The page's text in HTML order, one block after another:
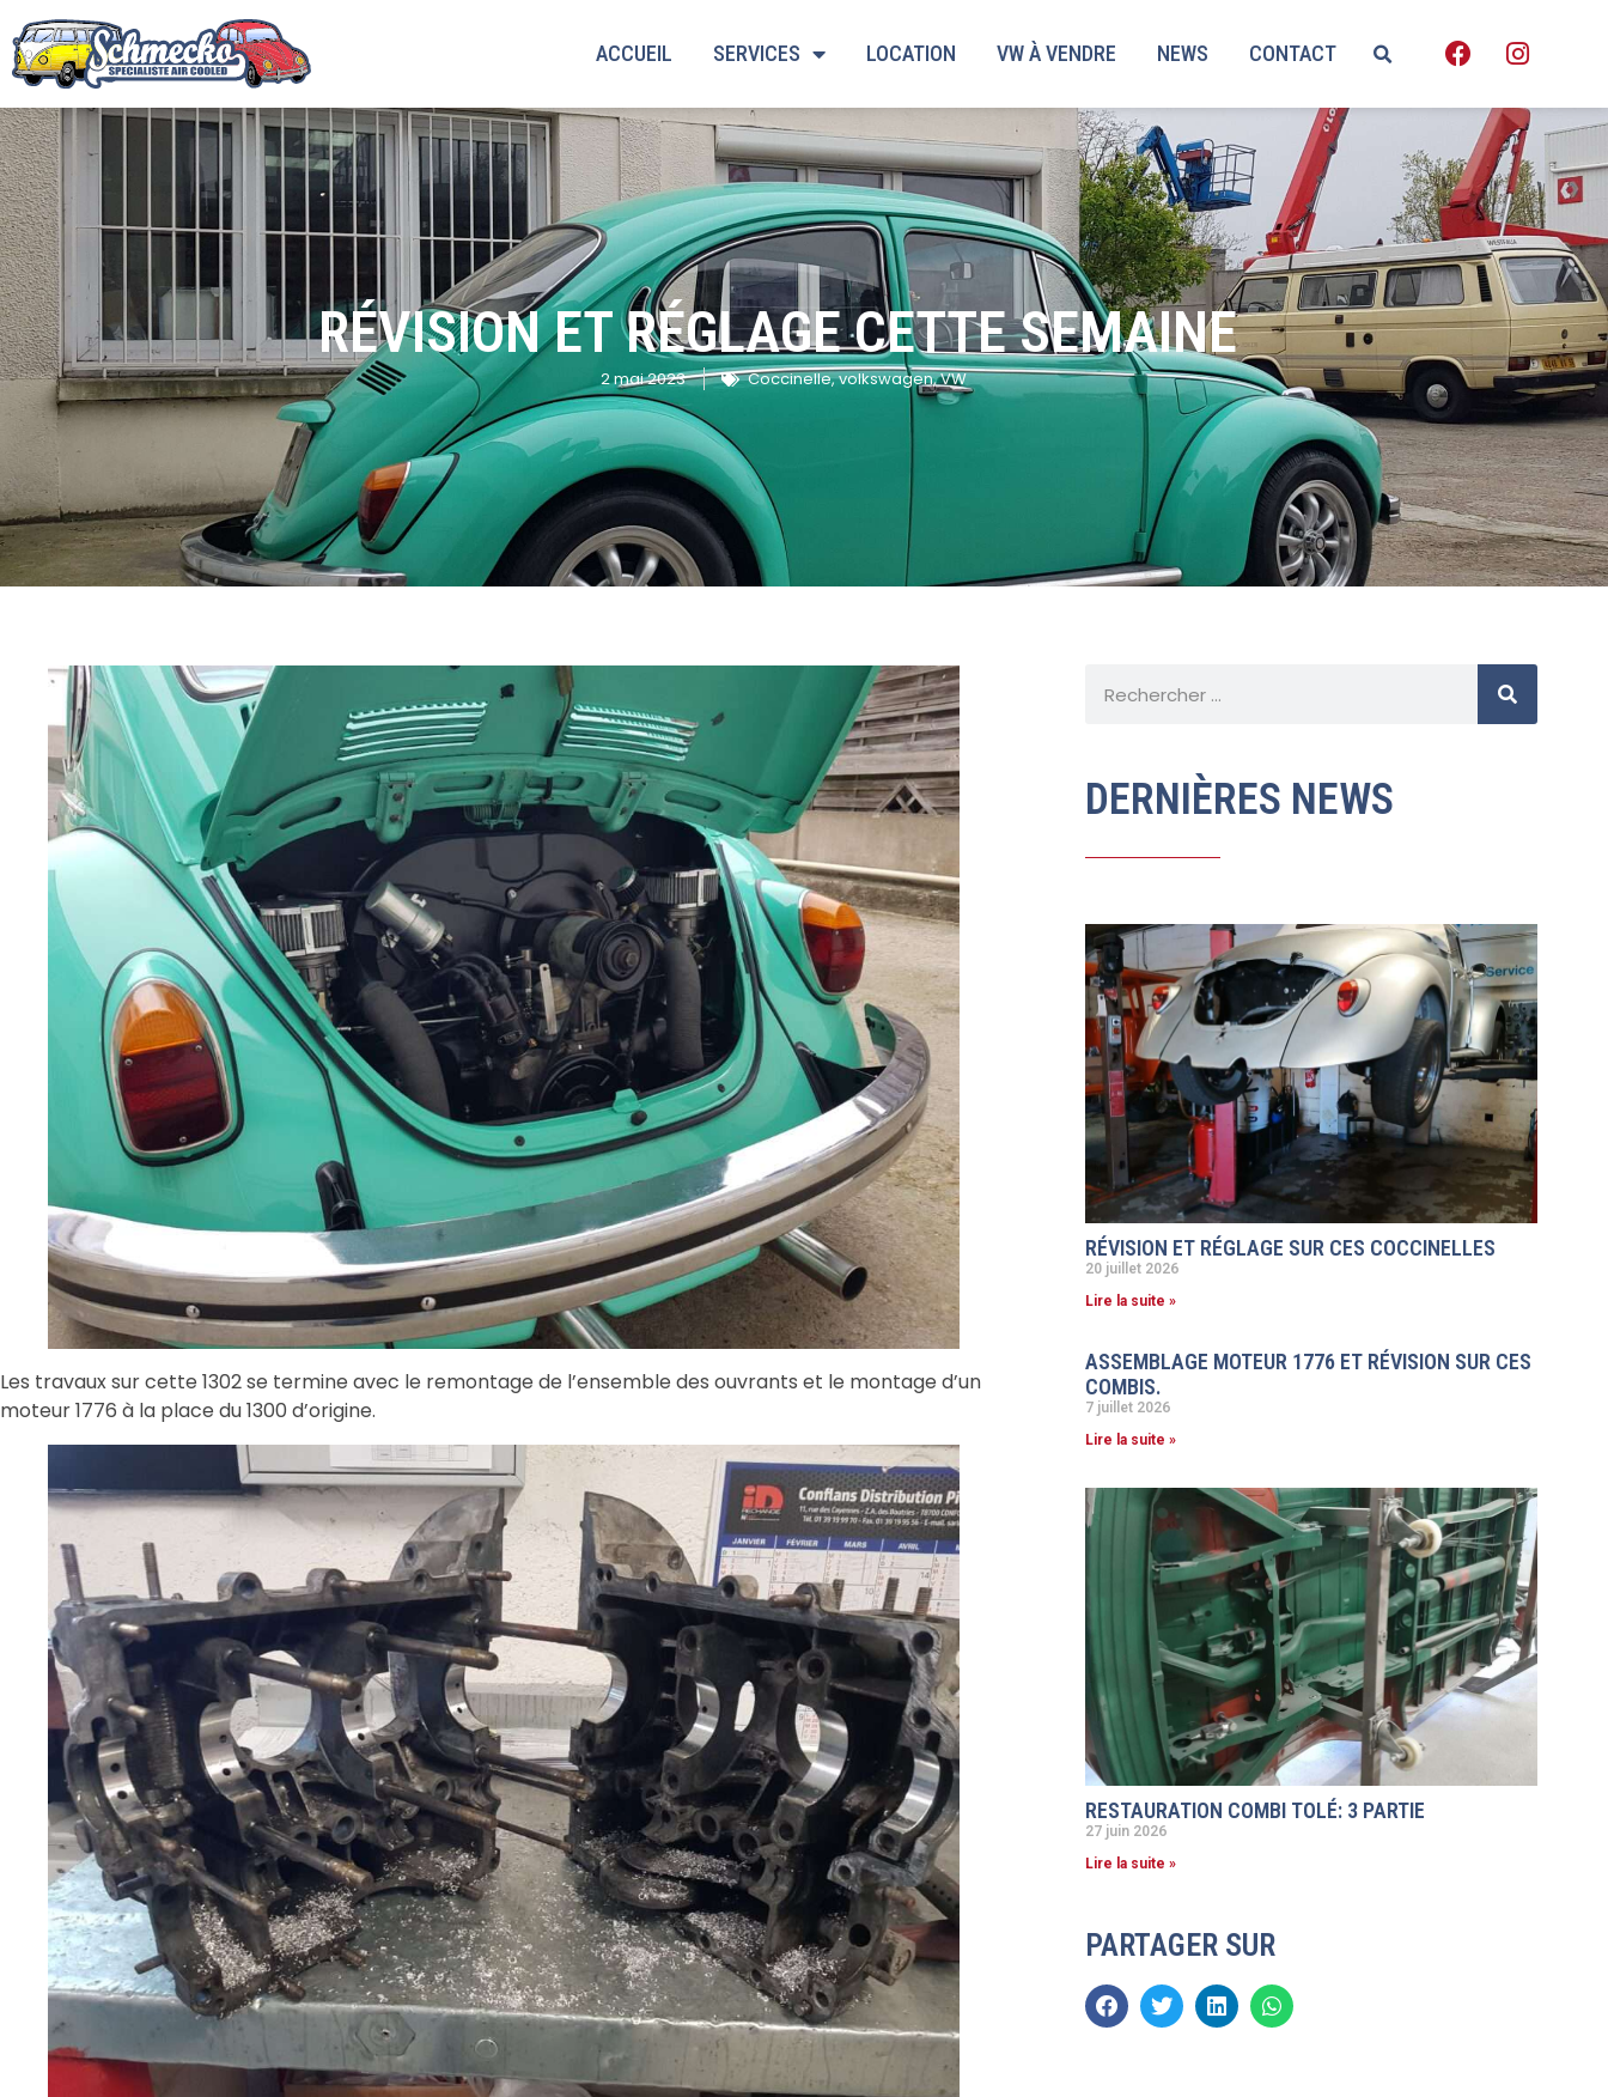
ACCUEIL SERVICES LOCATION VW À VENDRE NEWS CONTACT
RÉVISION ET RÉGLAGE CETTE SEMAINE
2 mai 2023 Coccinelle,volkswagen,VW
Les travaux sur cette 1302 se termine avec le remontage de l’ensemble des ouvrants et le montage d’un
moteur 1776 à la place du 1300 d’origine.
DERNIÈRES NEWS
RÉVISION ET RÉGLAGE SUR CES COCCINELLES
20 juillet 2026
Lire la suite »
ASSEMBLAGE MOTEUR 1776 ET RÉVISION SUR CES
COMBIS.
7 juillet 2026
Lire la suite »
RESTAURATION COMBI TOLÉ: 3 PARTIE
27 juin 2026
Lire la suite »
PARTAGER SUR